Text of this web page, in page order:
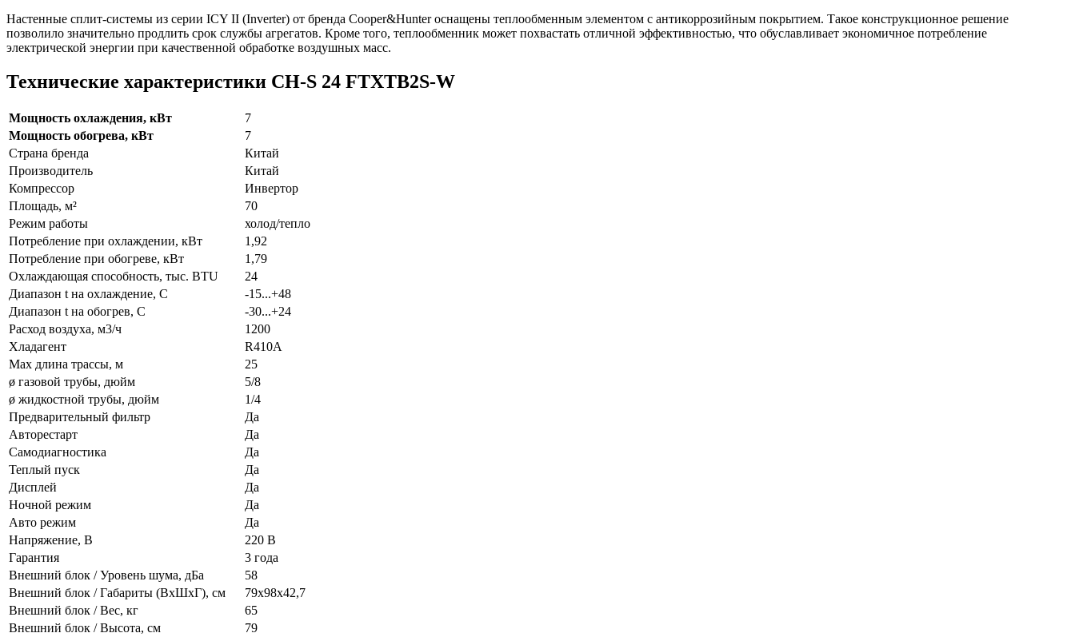
Настенные сплит-системы из серии ICY ІІ (Inverter) от бренда Cooper&Hunter оснащены теплообменным элементом с антикоррозийным покрытием. Такое конструкционное решение
позволило значительно продлить срок службы агрегатов. Кроме того, теплообменник может похвастать отличной эффективностью, что обуславливает экономичное потребление
электрической энергии при качественной обработке воздушных масс.
Технические характеристики CH-S 24 FTXTB2S-W
Мощность охлаждения, кВт
7
Мощность обогрева, кВт
7
Страна бренда
Китай
Производитель
Китай
Компрессор
Инвертор
Площадь, м²
70
Режим работы
холод/тепло
Потребление при охлаждении, кВт
1,92
Потребление при обогреве, кВт
1,79
Охлаждающая способность, тыс. BTU
24
Диапазон t на охлаждение, С
-15...+48
Диапазон t на обогрев, С
-30...+24
Расход воздуха, м3/ч
1200
Хладагент
R410A
Max длина трассы, м
25
ø газовой трубы, дюйм
5/8
ø жидкостной трубы, дюйм
1/4
Предварительный фильтр
Да
Авторестарт
Да
Самодиагностика
Да
Теплый пуск
Да
Дисплей
Да
Ночной режим
Да
Авто режим
Да
Напряжение, В
220 В
Гарантия
3 года
Внешний блок / Уровень шума, дБа
58
Внешний блок / Габариты (ВхШхГ), см
79x98x42,7
Внешний блок / Вес, кг
65
Внешний блок / Высота, см
79